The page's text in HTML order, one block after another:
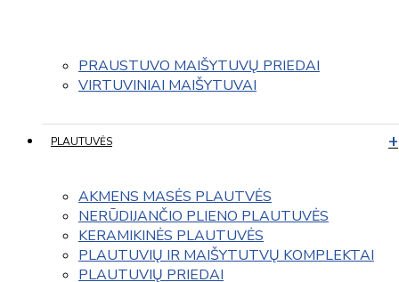
PRAUSTUVO MAIŠYTUVŲ PRIEDAI
VIRTUVINIAI MAIŠYTUVAI
PLAUTUVĖS
AKMENS MASĖS PLAUTVĖS
NERŪDIJANČIO PLIENO PLAUTUVĖS
KERAMIKINĖS PLAUTUVĖS
PLAUTUVIŲ IR MAIŠYTUTVŲ KOMPLEKTAI
PLAUTUVIŲ PRIEDAI